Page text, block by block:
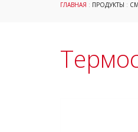
ГЛАВНАЯ : ПРОДУКТЫ :